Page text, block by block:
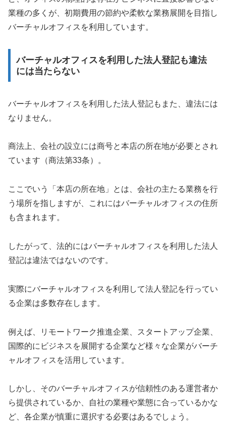
業種の多くが、初期費用の節約や柔軟な業務展開を目指し
バーチャルオフィスを利用しています。
バーチャルオフィスを利用した法人登記も違法
には当たらない
バーチャルオフィスを利用した法人登記もまた、違法には
なりません。
商法上、会社の設立には商号と本店の所在地が必要とされ
ています（商法第33条）。
ここでいう「本店の所在地」とは、会社の主たる業務を行
う場所を指しますが、これにはバーチャルオフィスの住所
も含まれます。
したがって、法的にはバーチャルオフィスを利用した法人
登記は違法ではないのです。
実際にバーチャルオフィスを利用して法人登記を行ってい
る企業は多数存在します。
例えば、リモートワーク推進企業、スタートアップ企業、
国際的にビジネスを展開する企業など様々な企業がバーチ
ャルオフィスを活用しています。
しかし、そのバーチャルオフィスが信頼性のある運営者か
ら提供されているか、自社の業種や業態に合っているかな
ど、各企業が慎重に選択する必要はあるでしょう。